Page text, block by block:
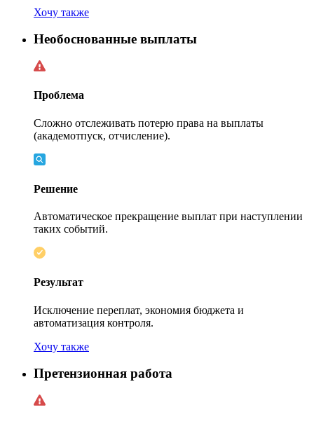
Хочу также
Необоснованные выплаты
Проблема
Сложно отслеживать потерю права на выплаты
(академотпуск, отчисление).
Решение
Автоматическое прекращение выплат при наступлении
таких событий.
Результат
Исключение переплат, экономия бюджета и
автоматизация контроля.
Хочу также
Претензионная работа